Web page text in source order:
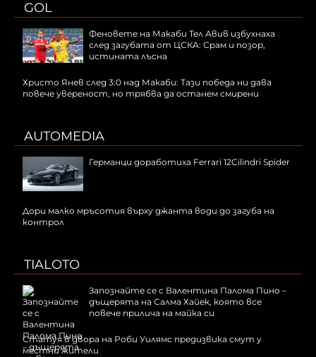
GOL
Феновете на Макаби Тел Авив избухнаха
след загубата от ЦСКА: Срам и позор,
истината лъсна
Христо Янев след 3:0 над Макаби: Тази победа ни дава
повече увереност, но трябва да останем смирени
AUTOMEDIA
Германци доработиха Ferrari 12Cilindri Spider
Дори малко мръсотия върху джанта води до загуба на
контрол
TIALOTO
Запознайте се с Валентина Палома Пино –
дъщерята на Салма Хайек, която все
повече прилича на майка си
Статуя в двора на Роби Уилямс предизвика смут у
местни жители